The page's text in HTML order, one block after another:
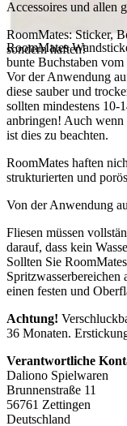
RoomMates
bunte Buchstaben
Accessoires und allen
RoomMates: Sticker,
sondern haften!
Vor der Anwendung
diese sauber und
sollten mindestens 10-
anbringen! Auch wenn
ist dies zu beachten.
RoomMates haften
strukturierten und
Von der Anwendung
Fliesen müssen
darauf, dass kein
Sollten Sie
Spritzwasserbereichen
einen festen und
Achtung!
36 Monaten.
Verantwortliche
Daliono Spielwaren
Brunnenstraße 11
56761 Zettingen
Deutschland